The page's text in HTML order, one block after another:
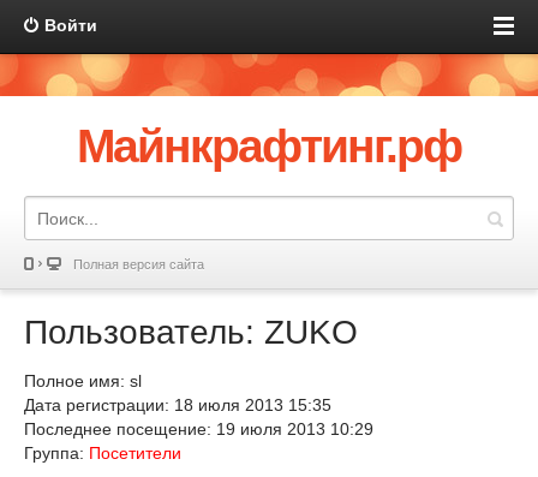
Войти
Майнкрафтинг.рф
Полная версия сайта
Пользователь: ZUKO
Полное имя: sl
Дата регистрации: 18 июля 2013 15:35
Последнее посещение: 19 июля 2013 10:29
Группа: Посетители